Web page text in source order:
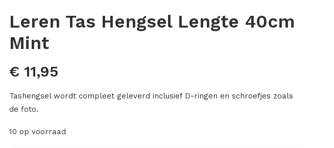
Leren Tas Hengsel Lengte 40cm
Mint
€ 11,95
Tashengsel wordt compleet geleverd inclusief D-ringen en schroefjes zoals
de foto.
10 op voorraad